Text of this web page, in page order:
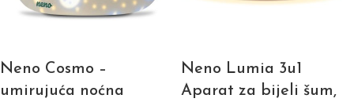
Neno Cosmo –
umirujuća noćna
Neno Lumia 3u1
Aparat za bijeli šum,